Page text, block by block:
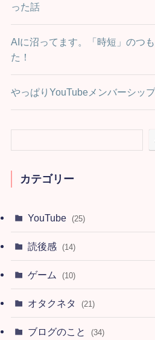
った話
AIに沼ってます。「時短」のつ
た！
やっぱりYouTubeメンバーシッ
カテゴリー
YouTube (25)
読後感 (14)
ゲーム (10)
オタクネタ (21)
ブログのこと (34)